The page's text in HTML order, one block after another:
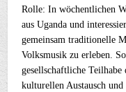
Rolle: In wöchentlichen
aus Uganda und
gemeinsam traditionelle
Volksmusik zu erleben.
gesellschaftliche Teilhabe
kulturellen Austausch und